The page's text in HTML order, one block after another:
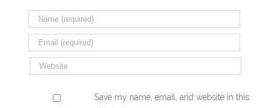
Save my name, email, and website in this